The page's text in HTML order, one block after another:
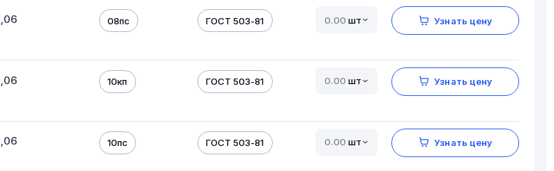
08пс ГОСТ 503-81 шт Узнать цену
10кп ГОСТ 503-81 шт Узнать цену
10пс ГОСТ 503-81 шт Узнать цену